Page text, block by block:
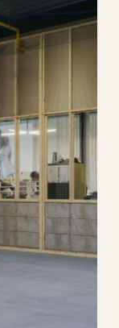
architectuur